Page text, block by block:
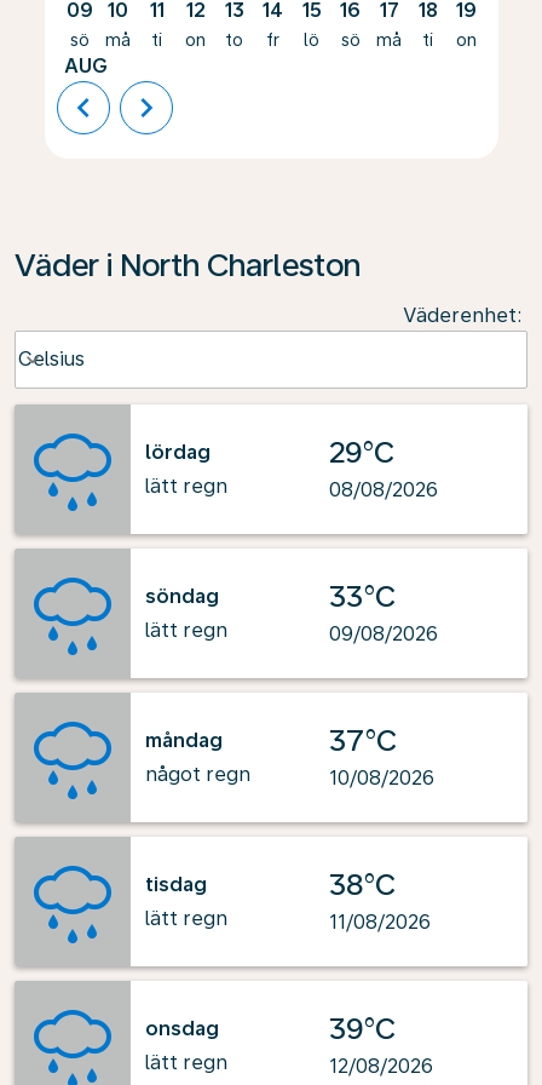
09
sö
AUG
10
må
11
ti
12
on
13
to
14
fr
15
lö
16
sö
17
må
18
ti
19
on
chevron_left chevron_right
Väder i North Charleston
Väderenhet:
Celsius
keyboard_arrow_down
lördag
lätt regn
29°C
08/08/2026
söndag
lätt regn
33°C
09/08/2026
måndag
något regn
37°C
10/08/2026
tisdag
lätt regn
38°C
11/08/2026
onsdag
lätt regn
39°C
12/08/2026